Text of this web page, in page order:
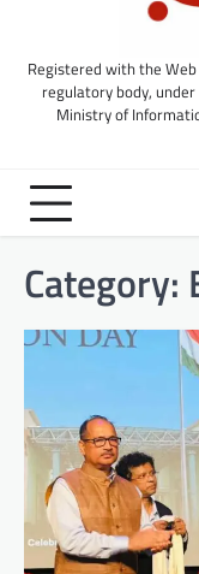
Registered with the
regulatory body,
Ministry of
Category: